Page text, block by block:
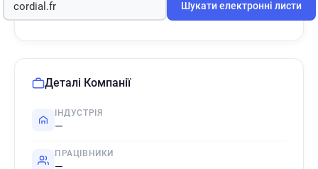
Шукати електронні листи
Деталі Компанії
ІНДУСТРІЯ
—
ПРАЦІВНИКИ